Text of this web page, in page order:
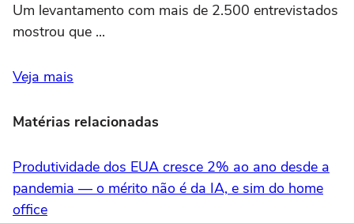
Um levantamento com mais de 2.500 entrevistados
mostrou que ...
Veja mais
Matérias relacionadas
Produtividade dos EUA cresce 2% ao ano desde a
pandemia — o mérito não é da IA, e sim do home
office